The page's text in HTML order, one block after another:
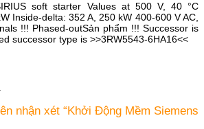
soft starter Values at 500 V, 40 °C
Inside-delta: 352 A, 250 kW 400-600 V AC,
!!! Phased-outSản phẩm !!! Successor is
successor type is >>3RW5543-6HA16<<
nhận xét “Khởi Động Mềm Siemens